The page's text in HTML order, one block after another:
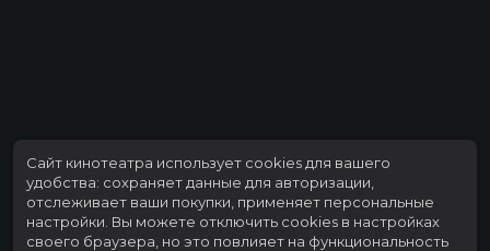
Сайт кинотеатра использует cookies для вашего
удобства: сохраняет данные для авторизации,
отслеживает ваши покупки, применяет персональные
настройки. Вы можете отключить cookies в настройках
своего браузера, но это повлияет на функциональность